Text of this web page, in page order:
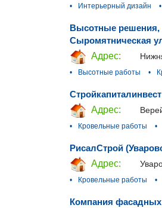
•
Интерьерный дизайн •
Высотные решения,
Сыромятническая
Адрес:
•
Высотные работы •
Адрес:
•
Кровельные работы •
РисалСтрой
Адрес:
•
Кровельные работы •
Компания фасадных